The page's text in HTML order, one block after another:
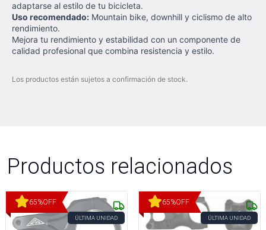
adaptarse al estilo de tu bicicleta.
Uso recomendado: Mountain bike, downhill y ciclismo de alto
rendimiento.
Mejora tu rendimiento y estabilidad con un componente de
calidad profesional que combina resistencia y estilo.
Los productos están sujetos a confirmación de stock.
Productos relacionados
65%OFF
ÚLTIMA UNIDAD
65%OFF
ÚLTIMA UNIDAD